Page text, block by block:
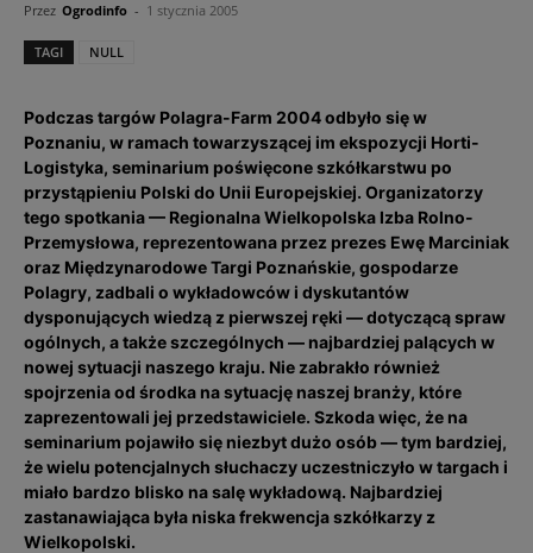
Przez Ogrodinfo - 1 stycznia 2005
TAGI NULL
Podczas targów Polagra-Farm 2004 odbyło się w
Poznaniu, w ramach towarzyszącej im ekspozycji Horti-
Logistyka, seminarium poświęcone szkółkarstwu po
przystąpieniu Polski do Unii Europejskiej. Organizatorzy
tego spotkania — Regionalna Wielkopolska Izba Rolno-
Przemysłowa, reprezentowana przez prezes Ewę Marciniak
oraz Międzynarodowe Targi Poznańskie, gospodarze
Polagry, zadbali o wykładowców i dyskutantów
dysponujących wiedzą z pierwszej ręki — dotyczącą spraw
ogólnych, a także szczególnych — najbardziej palących w
nowej sytuacji naszego kraju. Nie zabrakło również
spojrzenia od środka na sytuację naszej branży, które
zaprezentowali jej przedstawiciele. Szkoda więc, że na
seminarium pojawiło się niezbyt dużo osób — tym bardziej,
że wielu potencjalnych słuchaczy uczestniczyło w targach i
miało bardzo blisko na salę wykładową. Najbardziej
zastanawiająca była niska frekwencja szkółkarzy z
Wielkopolski.